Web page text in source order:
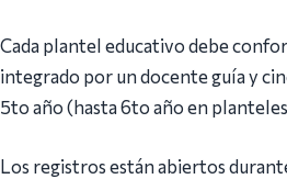
Cada plantel educativo debe
integrado por un docente guía y
5to año (hasta 6to año en
Los registros están abiertos